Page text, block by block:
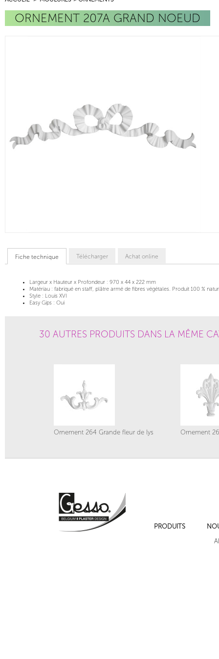
ORNEMENT 207A GRAND NOEUD
Fiche technique Télécharger Achat online
Largeur x Hauteur x Profondeur : 970 x 44 x 222 mm
Matériau : fabriqué en staff, plâtre armé de fibres végétales. Produit 100 %
Style : Louis XVI
Easy Gips : Oui
30 AUTRES PRODUITS DANS LA MÊME
Ornement 264 Grande fleur de lys Ornement
Ornement 235 style Empire
PRODUITS